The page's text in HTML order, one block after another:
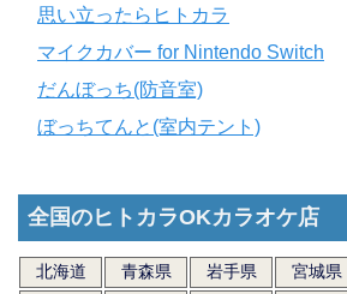
思い立ったらヒトカラ
マイクカバー for Nintendo Switch
だんぼっち(防音室)
ぼっちてんと(室内テント)
全国のヒトカラOKカラオケ店
北海道 青森県 岩手県 宮城県